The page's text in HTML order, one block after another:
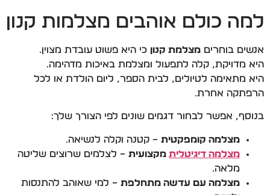
למה כולם אוהבים מצלמות קנון
אנשים בוחרים מצלמת קנון כי היא פשוט עובדת מצוין.
היא מדויקת, קלה לתפעול ומצלמת באיכות מדהימה.
היא מתאימה לטיולים, לבית הספר, ליום הולדת או לכל
הרפתקה אחרת.
בנוסף, אפשר לבחור דגמים שונים לפי הצורך שלך:
מצלמה קומפקטית – קטנה וקלה לנשיאה.
מצלמה דיגיטלית מקצועית – לצלמים שרוצים שליטה
מלאה.
מצלמה עם עדשה מתחלפת – למי שאוהב להתנסות